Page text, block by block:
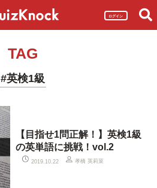
ログイン
TAG
#英検1級
【目指せ1問正解！】英検1級
の英単語に挑戦！vol.2
2019.10.22 孝橋 英莉菜